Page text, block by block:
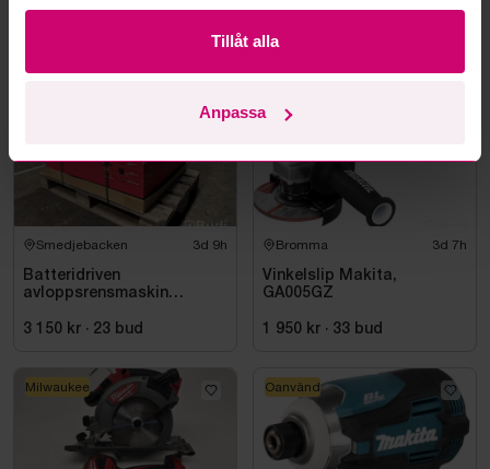
Tillåt alla
Anpassa
Mer från samma kategori
Smedjebacken 3d 9h
Batteridriven
avloppsrensmaskin
FSSM-121 | Oanvänd
3 150 kr · 23 bud
Bromma 3d 7h
Vinkelslip Makita,
GA005GZ
1 950 kr · 33 bud
Oanvänd
Milwaukee Oanvänd